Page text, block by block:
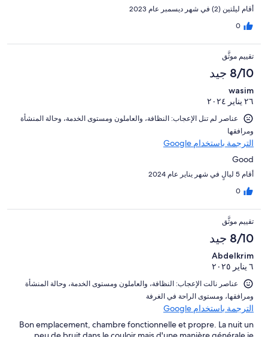
أقام ليلتين (2) في شهر ديسمبر عام 2023
0
تقييم موثَّق
8/10 جيد
wasim
٢٦ يناير ٢٠٢٤
عناصر لم تنل الإعجاب: ⁦النظافة⁩، و⁦العاملون ومستوى الخدمة⁩، و⁦حالة المنشأة
ومرافقها⁩
الترجمة باستخدام Google
Good
أقام 5 ليالٍ في شهر يناير عام 2024
0
تقييم موثَّق
8/10 جيد
Abdelkrim
٦ يناير ٢٠٢٥
عناصر نالت الإعجاب: ⁦النظافة⁩، و⁦العاملون ومستوى الخدمة⁩، و⁦حالة المنشأة
ومرافقها⁩، و⁦مستوى الراحة في الغرفة⁩
الترجمة باستخدام Google
Bon emplacement, chambre fonctionnelle et propre. La nuit un